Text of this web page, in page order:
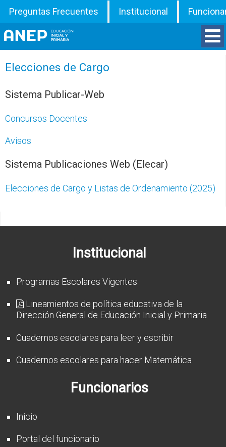
Preguntas Frecuentes Institucional
Divisiones
Departamentos
Inspecciones
Programas
Elecciones de Cargo
Sistema Publicar-Web
Concursos Docentes
Avisos
Sistema Publicaciones Web (Elecar)
Elecciones de Cargo y Listas de Ordenamiento (2025)
Institucional
Programas Escolares Vigentes
Lineamientos de política educativa de la
Dirección General de Educación Inicial y Primaria
Cuadernos escolares para leer y escribir
Cuadernos escolares para hacer Matemática
Funcionarios
Inicio
Portal del funcionario